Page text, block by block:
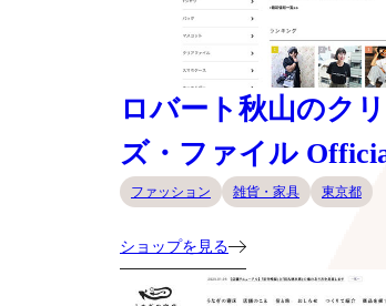
ロバート秋山のク
ズ・ファイル
ファッション 雑貨・家具 東京都
ショップを見る